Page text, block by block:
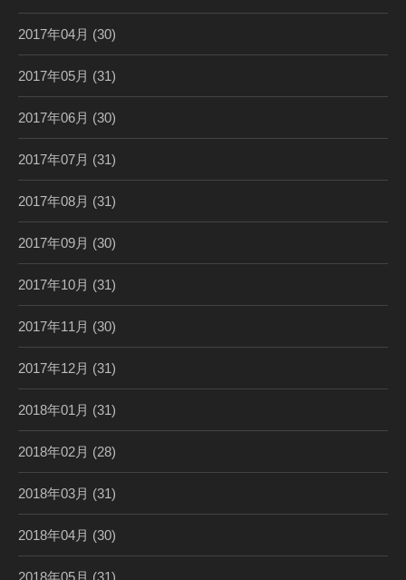
2017年04月 (30)
2017年05月 (31)
2017年06月 (30)
2017年07月 (31)
2017年08月 (31)
2017年09月 (30)
2017年10月 (31)
2017年11月 (30)
2017年12月 (31)
2018年01月 (31)
2018年02月 (28)
2018年03月 (31)
2018年04月 (30)
2018年05月 (31)